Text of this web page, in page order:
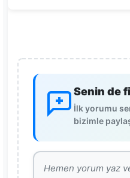
Senin de
İlk yorumu
bizimle